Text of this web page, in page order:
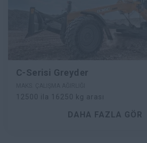
C-Serisi Greyder
12500 ila 16250 kg arası
DAHA FAZLA GÖR